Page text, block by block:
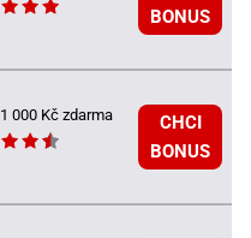
BONUS
1 000 Kč zdarma
CHCI
BONUS